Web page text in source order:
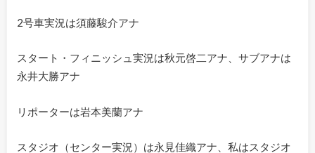
2号車実況は須藤駿介アナ
スタート・フィニッシュ実況は秋元啓二アナ、サブアナは
永井大勝アナ
リポーターは岩本美蘭アナ
スタジオ（センター実況）は永見佳織アナ、私はスタジオ